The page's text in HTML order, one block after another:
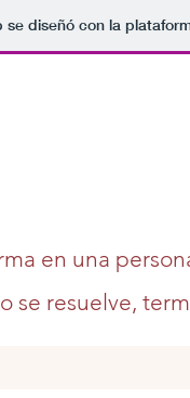
se diseñó con la
en una
se resuelve,